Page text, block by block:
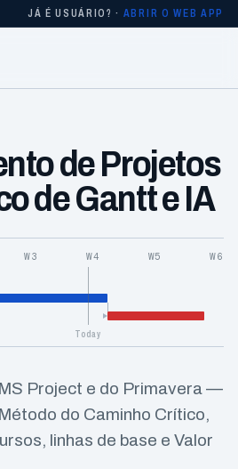
JÁ É USUÁRIO? · ABRIR O WEB APP
de Projetos
de Gantt e IA
W3 W4 W5 W6
Project e do Primavera —
do Caminho Crítico,
linhas de base e Valor